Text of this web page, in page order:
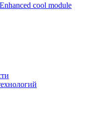
cool module